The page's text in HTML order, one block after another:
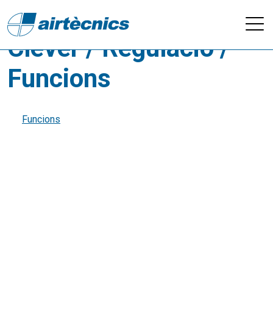
Videos - Control
Clever / Regulació /
Funcions
Funcions